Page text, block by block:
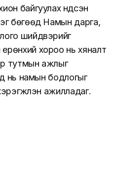
байгуулах үндсэн
бөгөөд Намын дарга,
шийдвэрийг
хороо нь хяналт
тутмын ажлыг
нь намын бодлогыг
ажилладаг.